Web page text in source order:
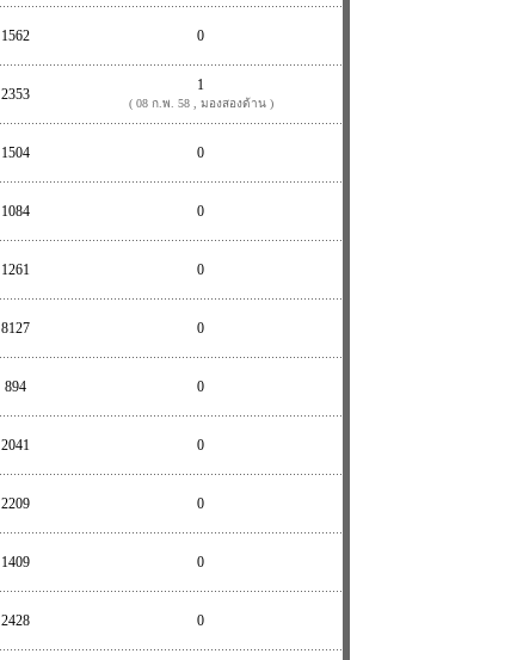
1562 0
2353
1
( 08 ก.พ. 58 , มองสองด้าน )
1504 0
1084 0
1261 0
8127 0
894 0
2041 0
2209 0
1409 0
2428 0